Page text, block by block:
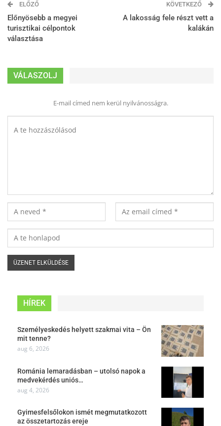
ELŐZŐ
Előnyösebb a megyei
turisztikai célpontok
választása
KÖVETKEZŐ
A lakosság fele részt vett a
kalákán
VÁLASZOLJ
E-mail címed nem kerül nyilvánosságra.
HÍREK
Személyeskedés helyett szakmai vita – Ön
mit tenne?
aug 6, 2026
Románia lemaradásban – utolsó napok a
medvekérdés uniós…
aug 4, 2026
Gyimesfelsőlokon ismét megmutatkozott
az összetartozás ereje